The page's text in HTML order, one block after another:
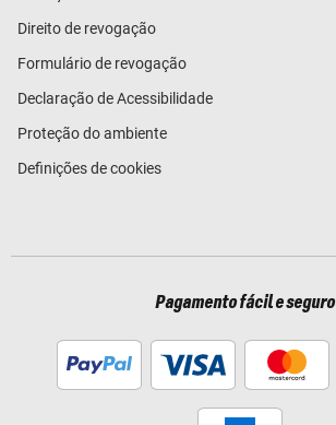
Direito de revogação
Formulário de revogação
Declaração de Acessibilidade
Proteção do ambiente
Definições de cookies
Pagamento fácil e seguro